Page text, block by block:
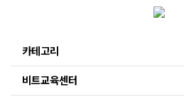
카테고리
비트교육센터